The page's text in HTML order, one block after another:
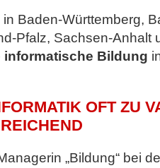
Baden-Württemberg,
Pfalz, Sachsen-Anhalt
informatische Bildung
OFT ZU
„Bildung“ bei